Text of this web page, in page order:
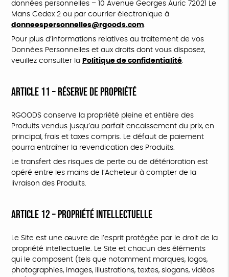
données personnelles – 10 Avenue Georges Auric 72021 Le
Mans Cedex 2 ou par courrier électronique à
donneespersonnelles@rgoods.com.
Pour plus d’informations relatives au traitement de vos
Données Personnelles et aux droits dont vous disposez,
veuillez consulter la Politique de confidentialité.
ARTICLE 11 – RÉSERVE DE PROPRIÉTÉ
RGOODS conserve la propriété pleine et entière des
Produits vendus jusqu’au parfait encaissement du prix, en
principal, frais et taxes compris. Le défaut de paiement
pourra entraîner la revendication des Produits.
Le transfert des risques de perte ou de détérioration est
opéré entre les mains de l’Acheteur à compter de la
livraison des Produits.
ARTICLE 12 – PROPRIÉTÉ INTELLECTUELLE
Le Site est une œuvre de l’esprit protégée par le droit de la
propriété intellectuelle. Le Site et chacun des éléments
qui le composent (tels que notamment marques, logos,
photographies, images, illustrations, textes, slogans, vidéos